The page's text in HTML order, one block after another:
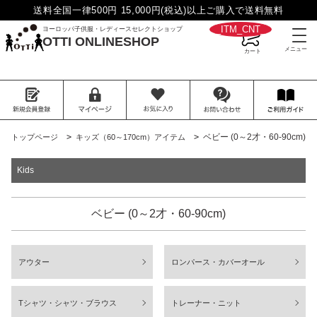
送料全国一律500円 15,000円(税込)以上ご購入で送料無料
ヨーロッパ子供服・レディースセレクトショップ
OTTI ONLINESHOP
__ITM_CNT__
トップページ > キッズ（60～170cm）アイテム > ベビー (0～2才・60-90cm)
Kids
ベビー (0～2才・60-90cm)
アウター ロンパース・カバーオール
Tシャツ・シャツ・ブラウス トレーナー・ニット